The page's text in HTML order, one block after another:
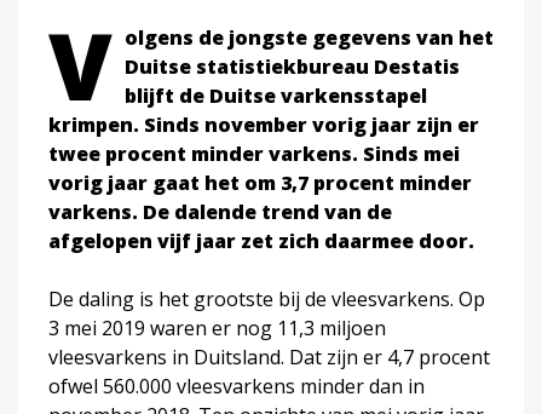
V olgens de jongste gegevens van het
Duitse statistiekbureau Destatis
blijft de Duitse varkensstapel
krimpen. Sinds november vorig jaar zijn er
twee procent minder varkens. Sinds mei
vorig jaar gaat het om 3,7 procent minder
varkens. De dalende trend van de
afgelopen vijf jaar zet zich daarmee door.
De daling is het grootste bij de vleesvarkens. Op
3 mei 2019 waren er nog 11,3 miljoen
vleesvarkens in Duitsland. Dat zijn er 4,7 procent
ofwel 560.000 vleesvarkens minder dan in